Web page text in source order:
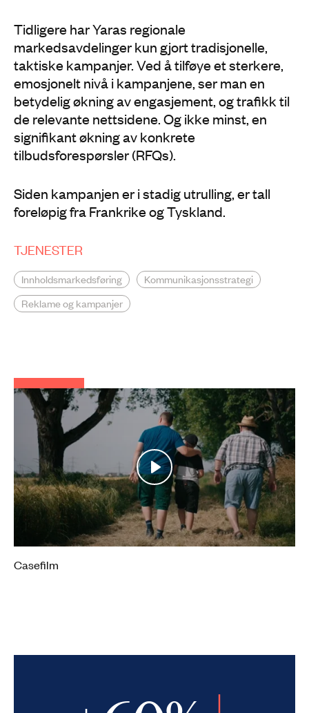
Tidligere har Yaras regionale
markedsavdelinger kun gjort tradisjonelle,
taktiske kampanjer. Ved å tilføye et sterkere,
emosjonelt nivå i kampanjene, ser man en
betydelig økning av engasjement, og trafikk til
de relevante nettsidene. Og ikke minst, en
signifikant økning av konkrete
tilbudsforespørsler (RFQs).
Siden kampanjen er i stadig utrulling, er tall
foreløpig fra Frankrike og Tyskland.
TJENESTER
Innholdsmarkedsføring
Kommunikasjonsstrategi
Reklame og kampanjer
Mute Settings
Play
Casefilm